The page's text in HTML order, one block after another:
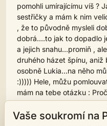
pomohli umírajícímu víš ?
sestřičky a mám k nim
, že to původně mysleli
dobrá....to jak to dopadlo
a jejich snahu...promiň ,
druhého házet špínu, aniž
osobně Lukia...na něho
:))))) Hele, můžu
mám na tebe otázku :
děláme chyby...já přece
aby nám druzí chyby
Vaše soukromí na